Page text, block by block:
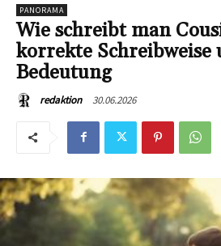
PANORAMA
Wie schreibt man
korrekte Schreibweise
Bedeutung
redaktion 30.06.2026